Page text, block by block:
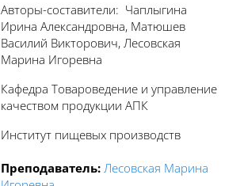
Авторы-составители: Чаплыгина
Ирина Александровна, Матюшев
Василий Викторович, Лесовская
Марина Игоревна
Кафедра Товароведение и управление
качеством продукции АПК
Институт пищевых производств
Преподаватель: Лесовская Марина